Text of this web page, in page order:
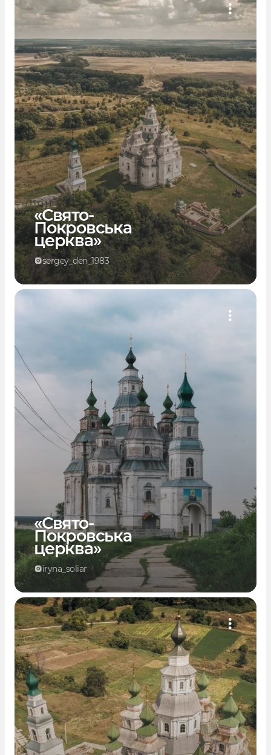
«Свято-
Покровська
церква»
sergey_den_1983
«Свято-
Покровська
церква»
iryna_soliar